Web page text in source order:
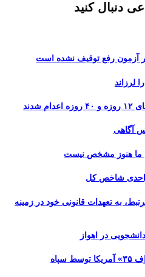
دنبال کنید
آزمون رفع توقیف نشده است
آگاهی
به تعهدات قانونی خود در زمینه